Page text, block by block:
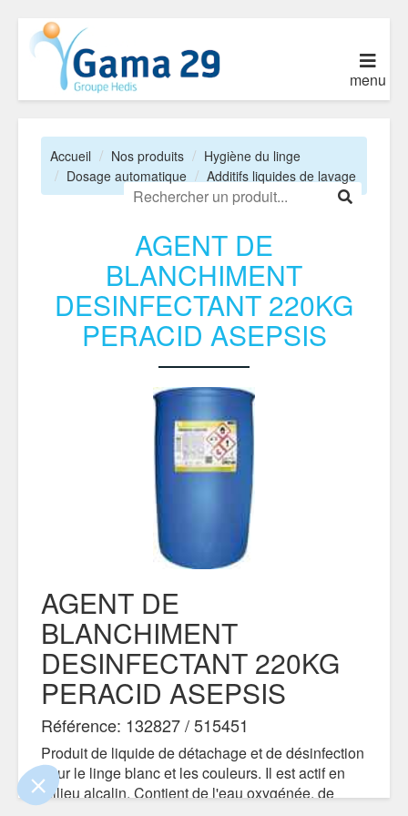
de ce site vous intéresse
aimerait bien vous accompagner
par
menu
Accueil Nos produits
Hygiène du linge
Dosage automatique
Additifs liquides de lavage
AGENT DE
BLANCHIMENT
DESINFECTANT 220KG
PERACID ASEPSIS
AGENT DE
BLANCHIMENT
DESINFECTANT 220KG
PERACID ASEPSIS
Référence: 132827 / 515451
Produit de liquide de détachage et de désinfection
pour le linge blanc et les couleurs. Il est actif en
milieu alcalin. Contient de l'eau oxygénée, de